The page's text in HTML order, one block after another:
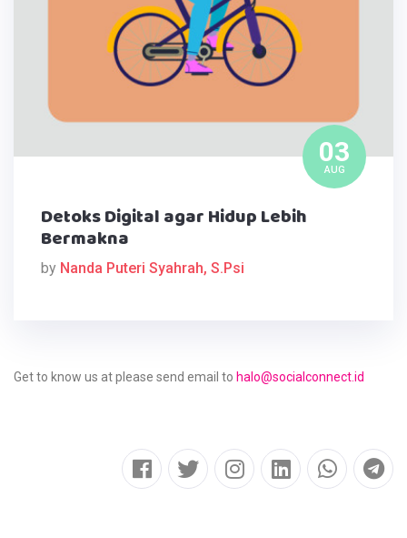
03
AUG
Detoks Digital agar Hidup Lebih
Bermakna
by Nanda Puteri Syahrah, S.Psi
Get to know us at please send email to halo@socialconnect.id